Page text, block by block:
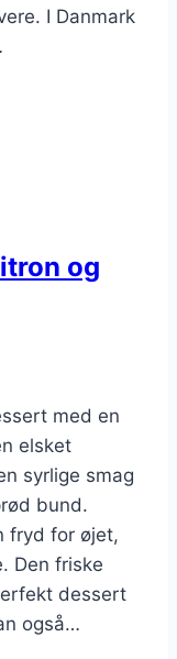
I Danmark
og
med en
elsket
syrlige smag
bund.
fryd for øjet,
Den friske
dessert
også…